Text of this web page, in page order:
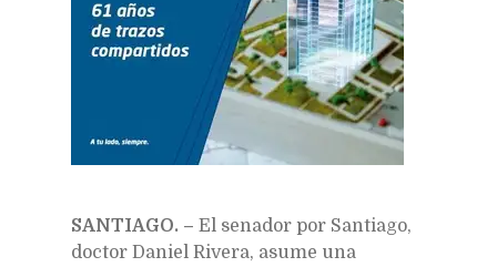
SANTIAGO. – El senador por Santiago,
doctor Daniel Rivera, asume una